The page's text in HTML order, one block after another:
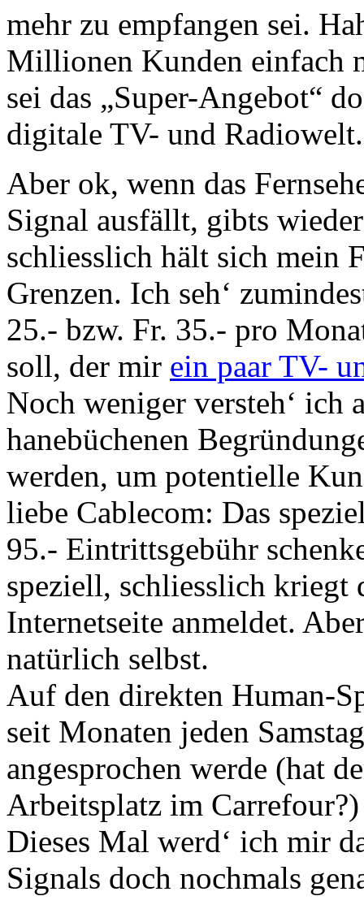
mehr zu empfangen sei.
Millionen Kunden einfach
sei das „Super-Angebot“
digitale TV- und
Aber ok, wenn das
Signal ausfällt, gibts
schliesslich hält sich mein
Grenzen. Ich seh‘
25.- bzw. Fr. 35.- pro
soll, der mir ein paar TV-
Noch weniger versteh‘ ich
hanebüchenen
werden, um potentielle
liebe Cablecom: Das
95.- Eintrittsgebühr
speziell, schliesslich kriegt
Internetseite anmeldet.
natürlich selbst.
Auf den direkten Human-
seit Monaten jeden
angesprochen werde (hat
Arbeitsplatz im
Dieses Mal werd‘ ich mir
Signals doch nochmals